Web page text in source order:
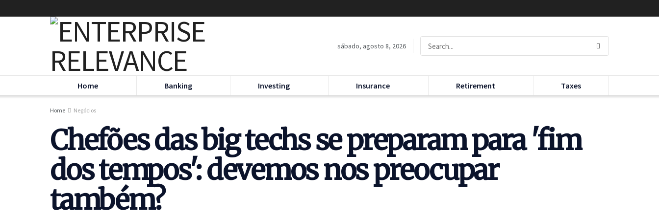
sábado, agosto 8, 2026
Home Banking Investing Insurance Retirement Taxes
Home Negócios
Chefões das big techs se preparam para 'fim
dos tempos': devemos nos preocupar
também?